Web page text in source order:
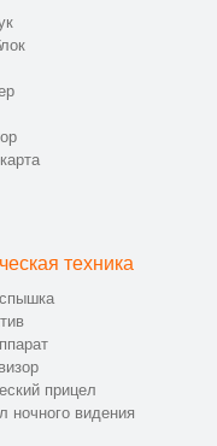
техника
прицел
ночного видения